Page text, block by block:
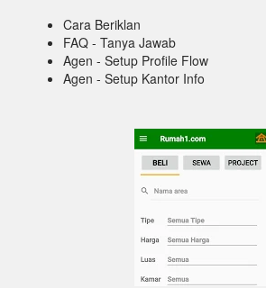
Cara Beriklan
FAQ - Tanya Jawab
Agen - Setup Profile Flow
Agen - Setup Kantor Info